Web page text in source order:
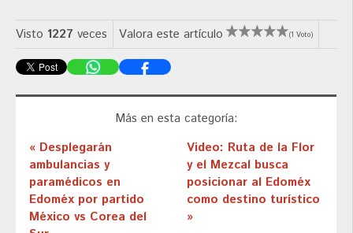
Visto 1227 veces Valora este artículo (1 Voto)
Más en esta categoría:
« Desplegarán
ambulancias y
paramédicos en
Edoméx por partido
México vs Corea del
Video: Ruta de la Flor
y el Mezcal busca
posicionar al Edoméx
como destino turístico
»